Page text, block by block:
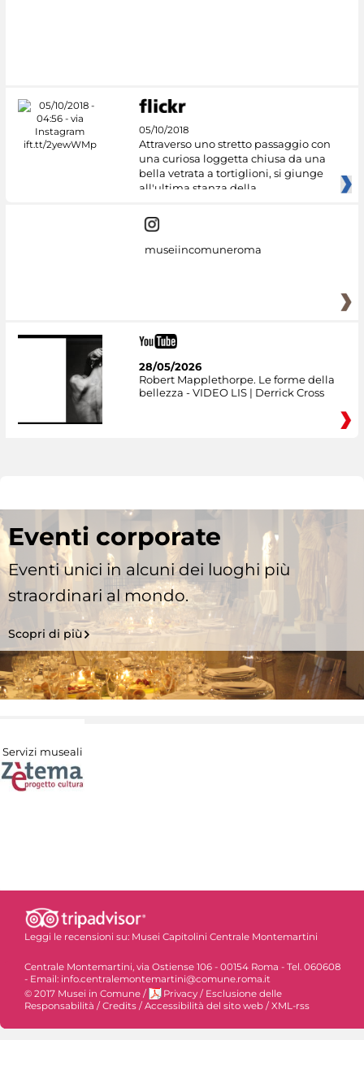
05/10/2018
Attraverso uno stretto passaggio con
una curiosa loggetta chiusa da una
bella vetrata a tortiglioni, si giunge
all'ultima stanza della
museiincomuneroma
28/05/2026
Robert Mapplethorpe. Le forme della
bellezza - VIDEO LIS | Derrick Cross
Eventi corporate
Eventi unici in alcuni dei luoghi più
straordinari al mondo.
Scopri di più
Servizi museali
Leggi le recensioni su: Musei Capitolini Centrale Montemartini
Centrale Montemartini, via Ostiense 106 - 00154 Roma - Tel. 060608
- Email: info.centralemontemartini@comune.roma.it
© 2017 Musei in Comune / Privacy / Esclusione delle
Responsabilità / Credits / Accessibilità del sito web / XML-rss